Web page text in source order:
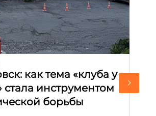
как тема «клуба у
стала инструментом
борьбы